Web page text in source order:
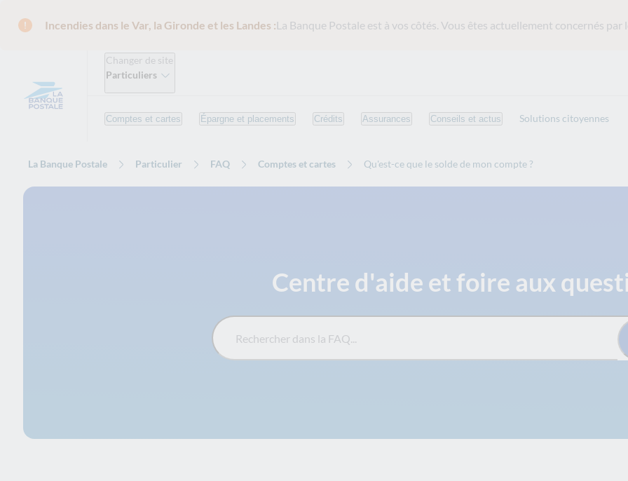
Incendies dans le Var, la Gironde et les Landes :La Banque Postale est à vos côtés. Vous êtes actuellement concernés par
Changer de site
Particuliers
Comptes et cartes Épargne et placements Crédits Assurances Conseils et actus Solutions citoyennes
La Banque Postale Particulier FAQ Comptes et cartes Qu'est-ce que le solde de mon compte ?
Centre d'aide et foire aux
Rechercher dans la FAQ...